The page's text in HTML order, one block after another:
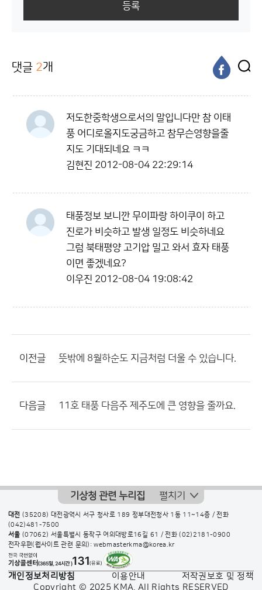
등록
댓글 2개
저도한중학생으로서의 말입니다만 참 이태
풍 어디로올지도궁금하고 참무슨영향을줄
지도 기대되네요 ㅋㅋ
김현진 2012-08-04 22:29:14
태풍정보 보니깐 무이파랑 하이쿠이 하고
진로가 비슷하고 발생 일정도 비슷하네요
그럼 북태평양 고기압 밀고 와서 효자 태풍
이면 좋겠네요?
이우진 2012-08-04 19:08:42
이전글 뜻밖에 8월하순도 지금처럼 더울 수 있습니다.
다음글 11호 태풍 다음주 제주도에 큰 영향을 줄까요.
기상청 관련 누리집 펼치기
대전 (35208) 대전광역시 서구 청사로 189 정부대전청사 1동 11~14층 / 전화
(042)481-7500
서울 (07062) 서울특별시 동작구 여의대방로16길 61 / 전화(02)2181-0900
전자우편(웹사이트 관련 문의): webmasterkma@korea.kr
개인정보처리방침 이용안내
저작권보호 및 정책
Copyright © 2025 KMA. All Rights RESERVED